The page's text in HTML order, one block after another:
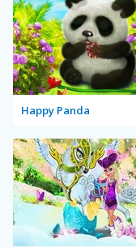
Happy Panda